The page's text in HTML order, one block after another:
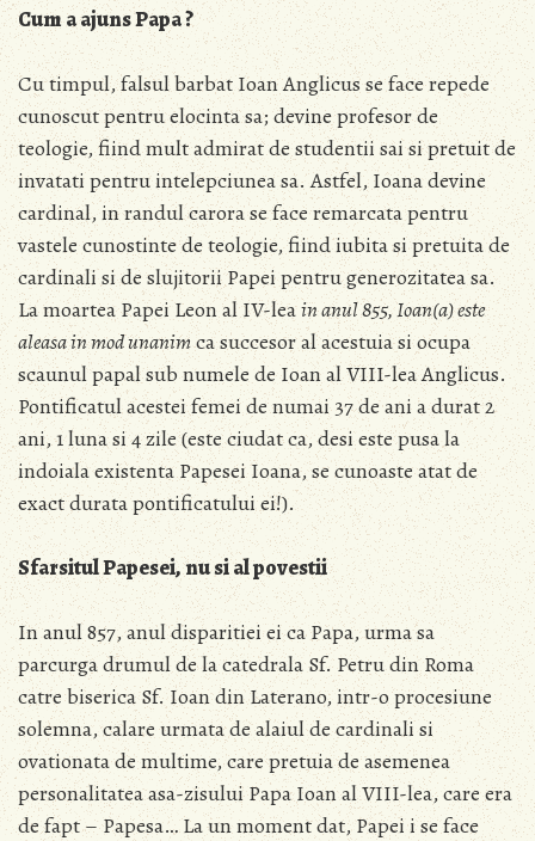
Cum a ajuns Papa ?
Cu timpul, falsul barbat Ioan Anglicus se face repede
cunoscut pentru elocinta sa; devine profesor de
teologie, fiind mult admirat de studentii sai si pretuit de
invatati pentru intelepciunea sa. Astfel, Ioana devine
cardinal, in randul carora se face remarcata pentru
vastele cunostinte de teologie, fiind iubita si pretuita de
cardinali si de slujitorii Papei pentru generozitatea sa.
La moartea Papei Leon al IV-leain anul 855, Ioan(a) este
aleasa in mod unanimca succesor al acestuia si ocupa
scaunul papal sub numele de Ioan al VIII-lea Anglicus.
Pontificatul acestei femei de numai 37 de ani a durat 2
ani, 1 luna si 4 zile (este ciudat ca, desi este pusa la
indoiala existenta Papesei Ioana, se cunoaste atat de
exact durata pontificatului ei!).
Sfarsitul Papesei, nu si al povestii
In anul 857, anul disparitiei ei ca Papa, urma sa
parcurga drumul de la catedrala Sf. Petru din Roma
catre biserica Sf. Ioan din Laterano, intr-o procesiune
solemna, calare urmata de alaiul de cardinali si
ovationata de multime, care pretuia de asemenea
personalitatea asa-zisului Papa Ioan al VIII-lea, care era
de fapt – Papesa… La un moment dat, Papei i se face